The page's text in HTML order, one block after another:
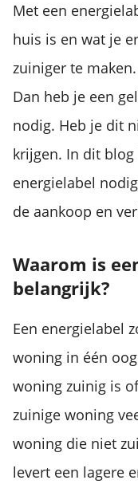
Met een
huis is en wat je
zuiniger te
Dan heb je een
nodig. Heb je dit
krijgen. In dit
energielabel
de aankoop en
Waarom is
belangrijk?
Een energielabel
woning in één
woning zuinig is
zuinige woning
woning die niet
levert een lagere